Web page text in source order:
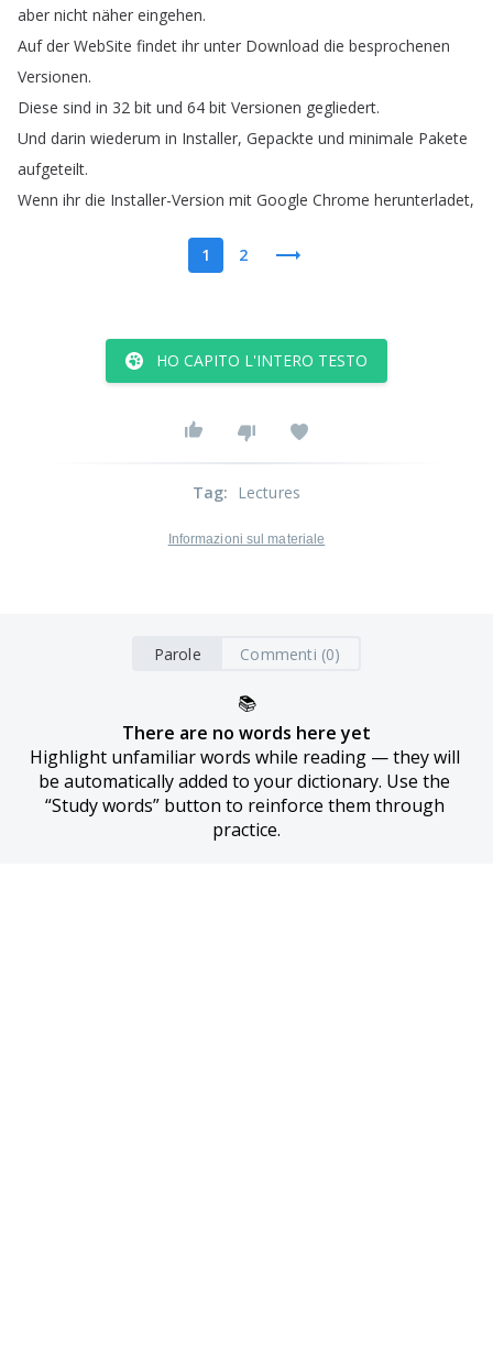
aber nicht näher eingehen.
Auf der WebSite findet ihr unter Download die besprochenen
Versionen.
Diese sind in 32 bit und 64 bit Versionen gegliedert.
Und darin wiederum in Installer, Gepackte und minimale Pakete
aufgeteilt.
Wenn ihr die Installer-Version mit Google Chrome herunterladet,
1 2
HO CAPITO L'INTERO TESTO
Tag: Lectures
Informazioni sul materiale
Parole Commenti (0)
📚
There are no words here yet
Highlight unfamiliar words while reading — they will
be automatically added to your dictionary. Use the
“Study words” button to reinforce them through
practice.